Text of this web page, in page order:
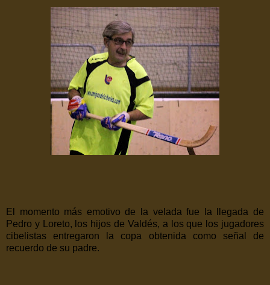
El momento más emotivo de la velada fue la llegada de
Pedro y Loreto, los hijos de Valdés, a los que los jugadores
cibelistas entregaron la copa obtenida como señal de
recuerdo de su padre.